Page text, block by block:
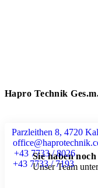
Hapro Technik
Parzleithen 8, 4720
+43 7733 / 8026
+43 7733 / 7193
Sie haben
Unser Team